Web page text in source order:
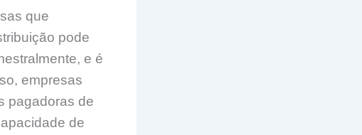
que
pode
e é
empresas
pagadoras de
de